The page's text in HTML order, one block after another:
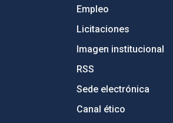
Empleo
Licitaciones
Imagen institucional
RSS
Sede electrónica
Canal ético